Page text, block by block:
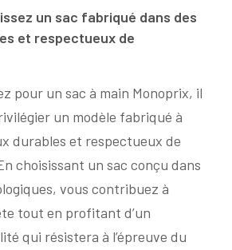
un sac fabriqué dans des
et respectueux de
pour un sac à main Monoprix, il
un modèle fabriqué à
durables et respectueux de
choisissant un sac conçu dans
vous contribuez à
tout en profitant d’un
qui résistera à l’épreuve du